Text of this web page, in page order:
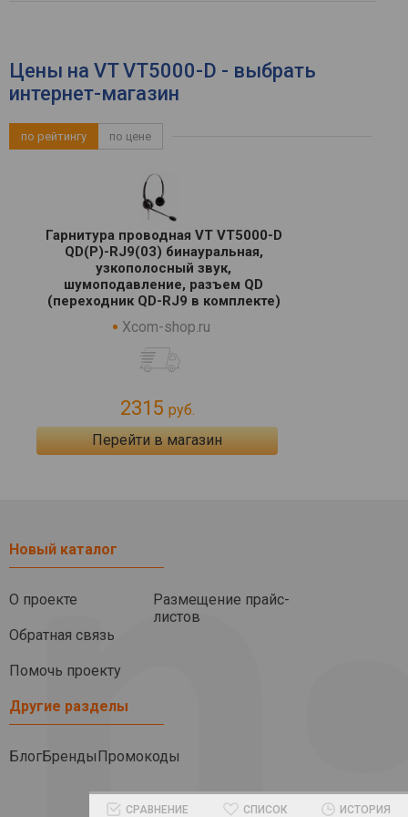
Цены на VT VT5000-D - выбрать
интернет-магазин
по рейтингу по цене
Гарнитура проводная VT VT5000-D
QD(P)-RJ9(03) бинауральная,
узкополосный звук,
шумоподавление, разъем QD
(переходник QD-RJ9 в комплекте)
Xcom-shop.ru
2315 руб.
Перейти в магазин
Новый каталог
О проекте
Обратная связь
Помочь проекту
Размещение прайс-
листов
Другие разделы
БлогБрендыПромокоды
СРАВНЕНИЕ СПИСОК ИСТОРИЯ